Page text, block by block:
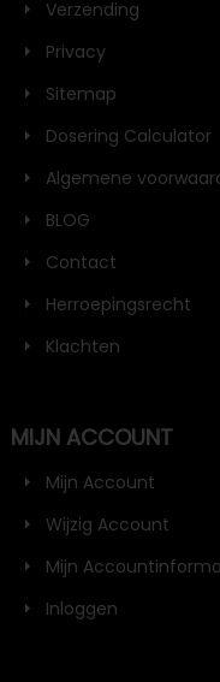
Verzending
Privacy
Sitemap
Dosering Calculator
Algemene
BLOG
Contact
Herroepingsrecht
Klachten
MIJN ACCOUNT
Mijn Account
Wijzig Account
Mijn
Inloggen